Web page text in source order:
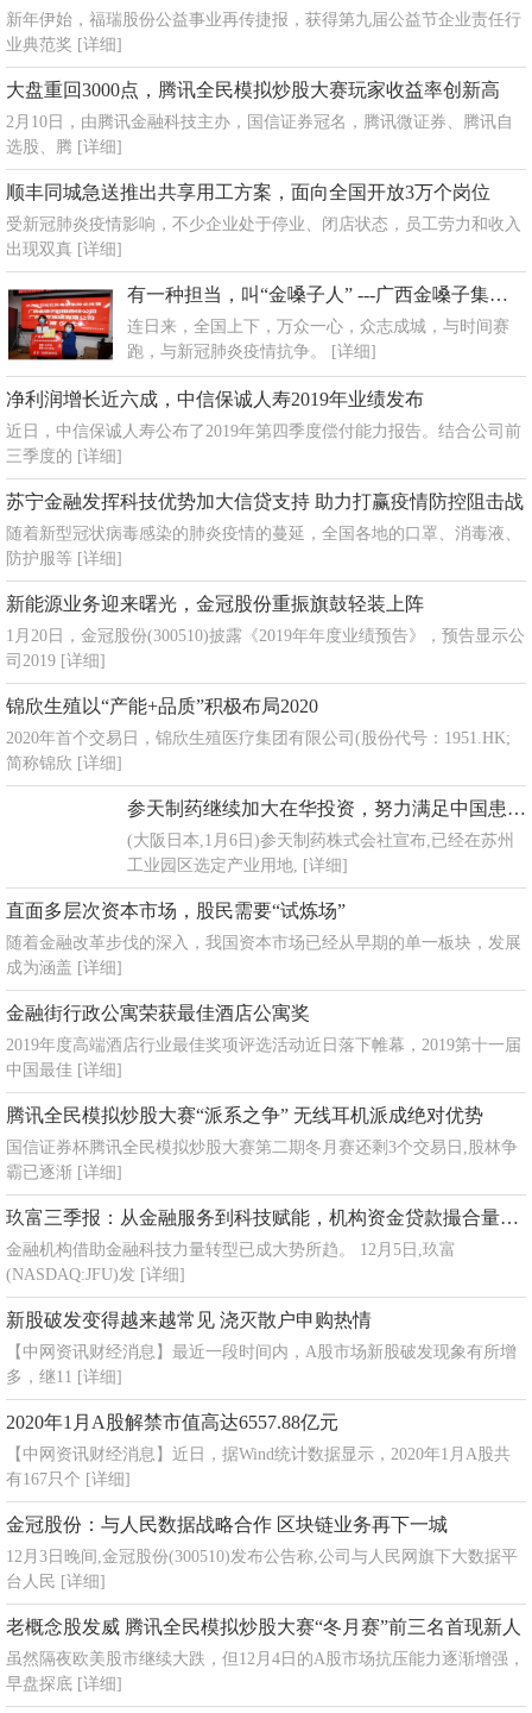
新年伊始，福瑞股份公益事业再传捷报，获得第九届公益节企业责任行
业典范奖 [详细]
大盘重回3000点，腾讯全民模拟炒股大赛玩家收益率创新高
2月10日，由腾讯金融科技主办，国信证券冠名，腾讯微证券、腾讯自
选股、腾 [详细]
顺丰同城急送推出共享用工方案，面向全国开放3万个岗位
受新冠肺炎疫情影响，不少企业处于停业、闭店状态，员工劳力和收入
出现双真 [详细]
有一种担当，叫“金嗓子人” ---广西金嗓子集团抗击新冠肺炎捐赠超160万元
连日来，全国上下，万众一心，众志成城，与时间赛
跑，与新冠肺炎疫情抗争。
[详细]
净利润增长近六成，中信保诚人寿2019年业绩发布
近日，中信保诚人寿公布了2019年第四季度偿付能力报告。结合公司前
三季度的 [详细]
苏宁金融发挥科技优势加大信贷支持 助力打赢疫情防控阻击战
随着新型冠状病毒感染的肺炎疫情的蔓延，全国各地的口罩、消毒液、
防护服等 [详细]
新能源业务迎来曙光，金冠股份重振旗鼓轻装上阵
1月20日，金冠股份(300510)披露《2019年年度业绩预告》，预告显示公
司2019 [详细]
锦欣生殖以“产能+品质”积极布局2020
2020年首个交易日，锦欣生殖医疗集团有限公司(股份代号：1951.HK;
简称锦欣 [详细]
参天制药继续加大在华投资，努力满足中国患者需求
(大阪日本,1月6日)参天制药株式会社宣布,已经在苏州
工业园区选定产业用地, [详细]
直面多层次资本市场，股民需要“试炼场”
随着金融改革步伐的深入，我国资本市场已经从早期的单一板块，发展
成为涵盖 [详细]
金融街行政公寓荣获最佳酒店公寓奖
2019年度高端酒店行业最佳奖项评选活动近日落下帷幕，2019第十一届
中国最佳 [详细]
腾讯全民模拟炒股大赛“派系之争” 无线耳机派成绝对优势
国信证券杯腾讯全民模拟炒股大赛第二期冬月赛还剩3个交易日,股林争
霸已逐渐 [详细]
玖富三季报：从金融服务到科技赋能，机构资金贷款撮合量占比78.6%
金融机构借助金融科技力量转型已成大势所趋。 12月5日,玖富
(NASDAQ:JFU)发 [详细]
新股破发变得越来越常见 浇灭散户申购热情
【中网资讯财经消息】最近一段时间内，A股市场新股破发现象有所增
多，继11 [详细]
2020年1月A股解禁市值高达6557.88亿元
【中网资讯财经消息】近日，据Wind统计数据显示，2020年1月A股共
有167只个 [详细]
金冠股份：与人民数据战略合作 区块链业务再下一城
12月3日晚间,金冠股份(300510)发布公告称,公司与人民网旗下大数据平
台人民 [详细]
老概念股发威 腾讯全民模拟炒股大赛“冬月赛”前三名首现新人
虽然隔夜欧美股市继续大跌，但12月4日的A股市场抗压能力逐渐增强，
早盘探底 [详细]